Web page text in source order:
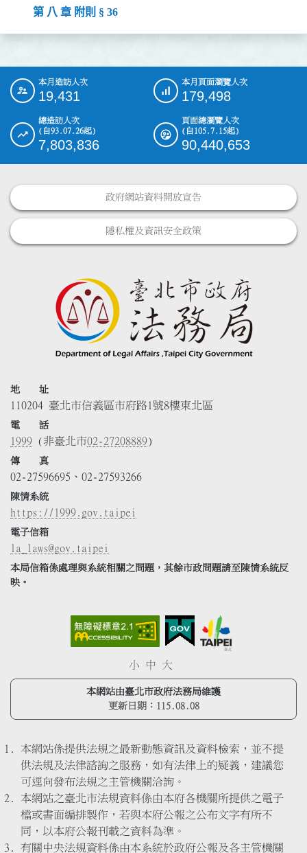
第 八 章 附則 § 36
::: 本月造訪人次
19,431
本月頁面瀏覽人次
179,498
總造訪人次
(自93.07.26起)
7,803,836
頁面總瀏覽人次
(自105.7.15起)
90,440,653
政府網站資料開放宣告
隱私權及資訊安全政策
地 址
110204 臺北市信義區市府路1號8樓東北區
電 話
1999 (非臺北市02-27208889)
傳 真
02-27596695、02-27593266
陳情系統
https://1999.gov.taipei
電子信箱
la_laws@gov.taipei
本局信箱係處理與系統相關之問題，其餘市政問題請至陳情系統反
映。
小 中 大
本網站由臺北市政府法務局維護
更新日期： 115.08.08
本網站係提供法規之最新動態資訊及資料檢索，並不提
供法規及法律諮詢之服務，如有法律上的疑義，建議您
可逕向發布法規之主管機關洽詢。
本網站之臺北市法規資料係由本府各機關所提供之電子
檔或書面編排製作，若與本府公報之公布文字有所不
同，以本府公報刊載之資料為準。
有關中央法規資料係由本系統於政府公報及各主管機關